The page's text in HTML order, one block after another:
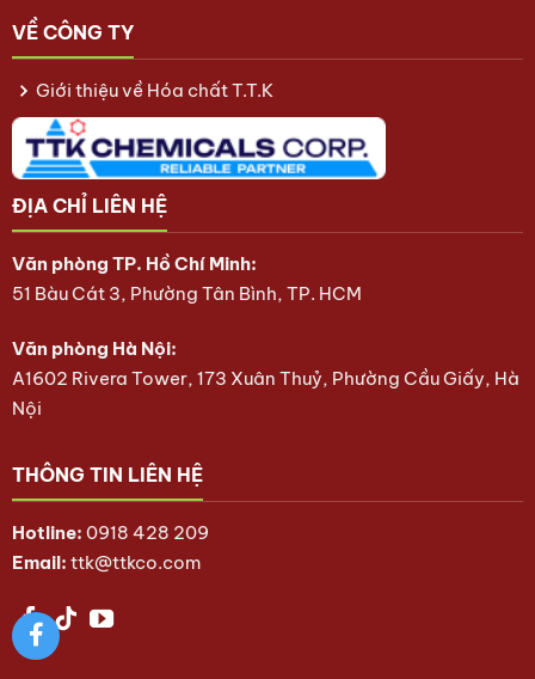
VỀ CÔNG TY
Giới thiệu về Hóa chất T.T.K
ĐỊA CHỈ LIÊN HỆ
Văn phòng TP. Hồ Chí Minh:
51 Bàu Cát 3, Phường Tân Bình, TP. HCM
Văn phòng Hà Nội:
A1602 Rivera Tower, 173 Xuân Thuỷ, Phường Cầu Giấy, Hà
Nội
THÔNG TIN LIÊN HỆ
Hotline: 0918 428 209
Email: ttk@ttkco.com